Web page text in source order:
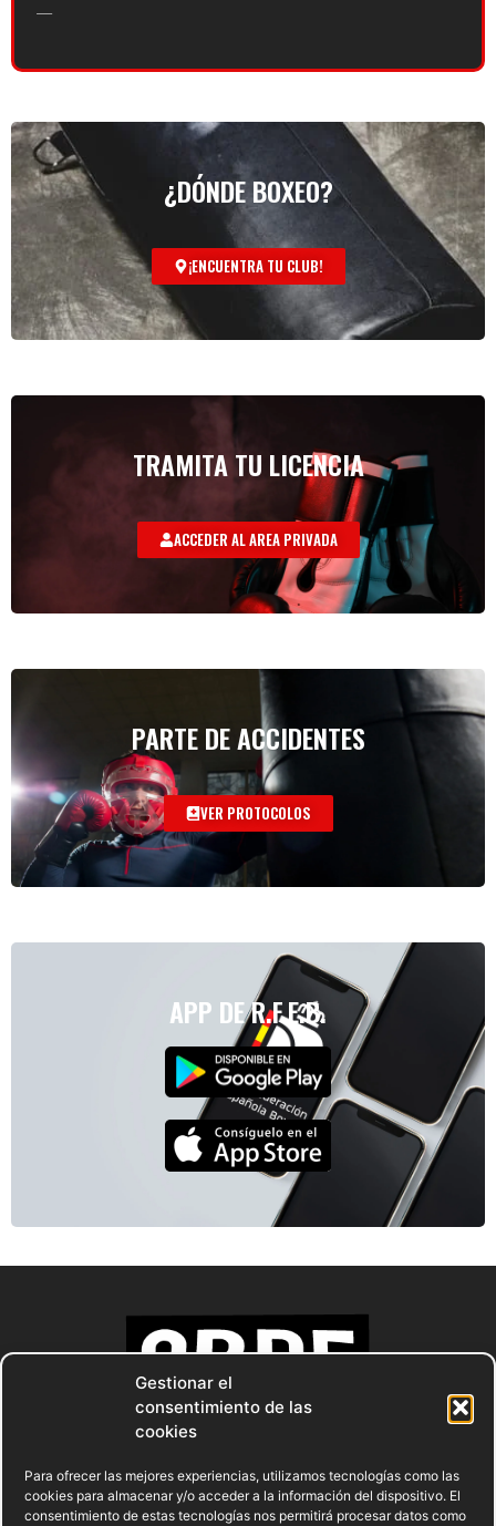
Gestionar el
consentimiento de las
cookies
Para ofrecer las mejores experiencias, utilizamos tecnologías como las
cookies para almacenar y/o acceder a la información del dispositivo. El
consentimiento de estas tecnologías nos permitirá procesar datos como
—
¿DÓNDE BOXEO?
¡ENCUENTRA TU CLUB!
TRAMITA TU LICENCIA
ACCEDER AL AREA PRIVADA
PARTE DE ACCIDENTES
VER PROTOCOLOS
APP DE R.F.E.B.